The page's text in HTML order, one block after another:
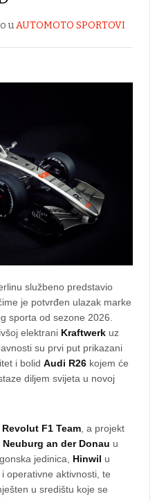
uAUTOMOTO SPORTOVI
službeno predstavio
je potvrđen ulazak marke
sporta od sezone 2026.
elektrani Kraftwerk uz
su prvi put prikazani
i bolid Audi R26 kojem će
diljem svijeta u novoj
F1 Team, a projekt
Neuburg an der Donau u
jedinica, Hinwil u
operativne aktivnosti, te
u središtu koje se